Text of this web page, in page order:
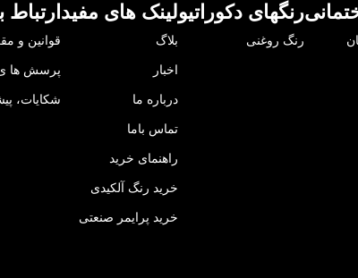
رنگهای دکوراتیو
رنگ روغنی
لینک های مفید
بلاگ
اخبار
درباره ما
تماس باما
راهنمای خرید
خرید رنگ آلکیدی
خرید پرایمر صنعتی
ارتباط
قوانین و
پرسش ها ی
شکایات،